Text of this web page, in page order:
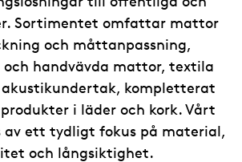
Sortimentet omfattar mattor
och måttanpassning,
handvävda mattor, textila
kompletterat
i läder och kork. Vårt
av ett tydligt fokus på material,
och långsiktighet.